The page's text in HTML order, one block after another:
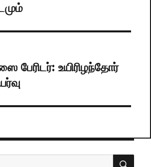
பேரிடர்: உயிரிழந்தோர்